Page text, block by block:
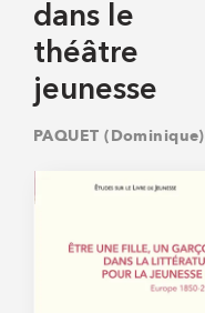
dans le
théâtre
jeunesse
PAQUET (Dominique)